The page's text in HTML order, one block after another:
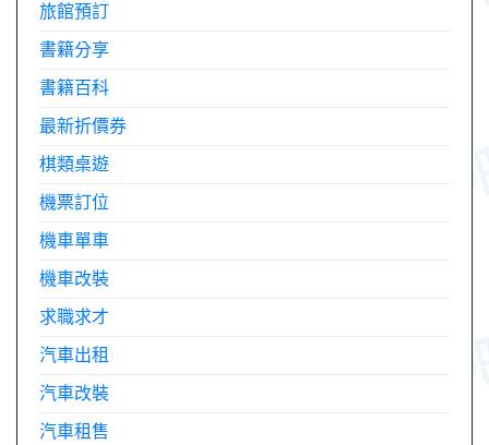
旅館預訂
書籍分享
書籍百科
最新折價券
棋類桌遊
機票訂位
機車單車
機車改裝
求職求才
汽車出租
汽車改裝
汽車租售